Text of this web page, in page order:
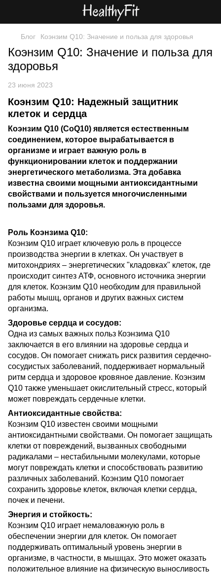
Блог Коэнзим Q10: Значение и польза для здоровья
Коэнзим Q10: Значение и польза для
здоровья
23 июня 2023
Коэнзим Q10: Надежный защитник
клеток и сердца
Коэнзим Q10 (CoQ10) является естественным
соединением, которое вырабатывается в
организме и играет важную роль в
функционировании клеток и поддержании
энергетического метаболизма. Эта добавка
известна своими мощными антиоксидантными
свойствами и пользуется многочисленными
пользами для здоровья.
Роль Коэнзима Q10:
Коэнзим Q10 играет ключевую роль в процессе
производства энергии в клетках. Он участвует в
митохондриях – энергетических "кладовках" клеток, где
происходит синтез АТФ, основного источника энергии
для клеток. Коэнзим Q10 необходим для правильной
работы мышц, органов и других важных систем
организма.
Здоровье сердца и сосудов:
Одна из самых важных польз Коэнзима Q10
заключается в его влиянии на здоровье сердца и
сосудов. Он помогает снижать риск развития сердечно-
сосудистых заболеваний, поддерживает нормальный
ритм сердца и здоровое кровяное давление. Коэнзим
Q10 также уменьшает окислительный стресс, который
может повреждать сердечные клетки.
Антиоксидантные свойства:
Коэнзим Q10 известен своими мощными
антиоксидантными свойствами. Он помогает защищать
клетки от повреждений, вызванных свободными
радикалами – нестабильными молекулами, которые
могут повреждать клетки и способствовать развитию
различных заболеваний. Коэнзим Q10 помогает
сохранить здоровье клеток, включая клетки сердца,
почек и печени.
Энергия и стойкость:
Коэнзим Q10 играет немаловажную роль в
обеспечении энергии для клеток. Он помогает
поддерживать оптимальный уровень энергии в
организме, в частности, в мышцах. Это может оказать
положительное влияние на физическую выносливость